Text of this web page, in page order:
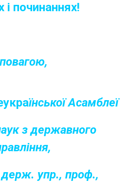
і починаннях!
їнської Асамблеї
з державного
іння,
упр., проф.,